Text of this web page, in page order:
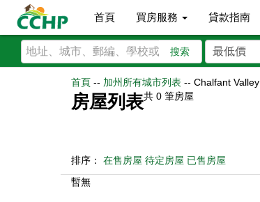
首頁 買房服務 貸款指南
搜索
首頁 -- 加州所有城市列表 -- Chalfant Valley
房屋列表共 0 筆房屋
排序： 在售房屋 待定房屋 已售房屋
暫無